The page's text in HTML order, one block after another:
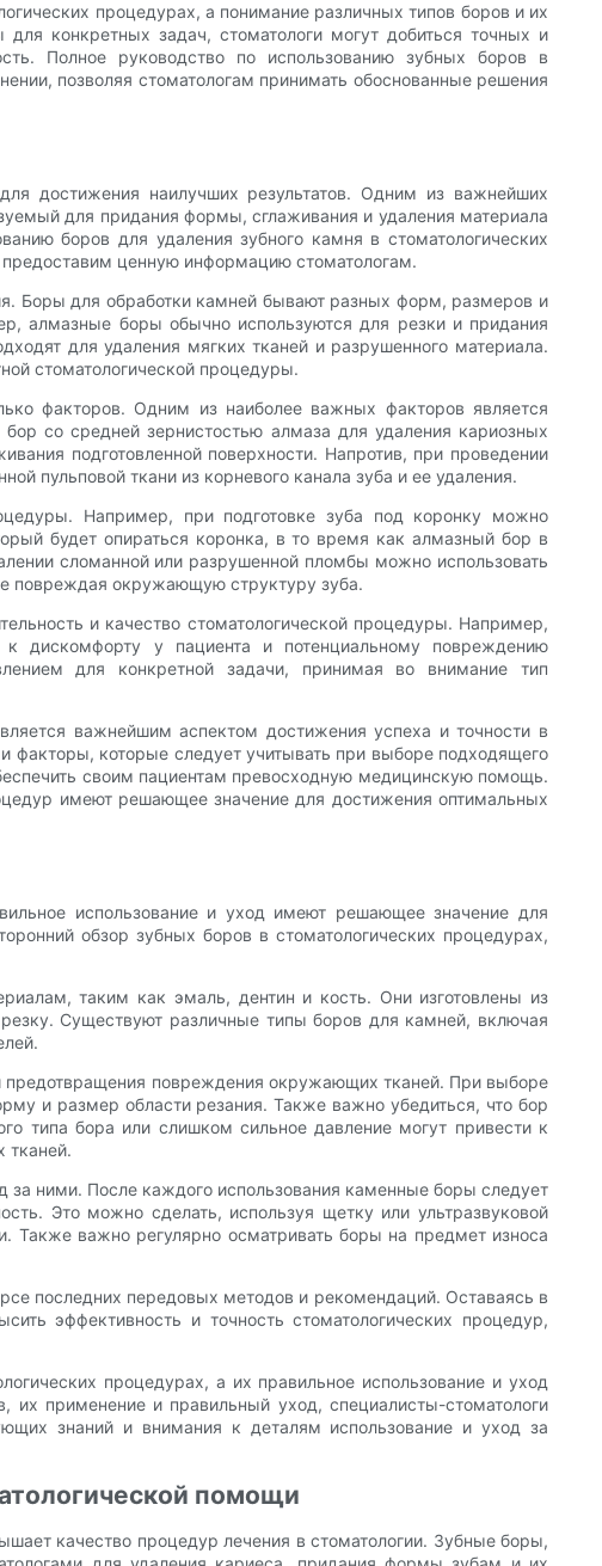
процедурах, а понимание различных типов боров и их
конкретных задач, стоматологи могут добиться точных и
Полное руководство по использованию зубных боров в
позволяя стоматологам принимать обоснованные решения
достижения наилучших результатов. Одним из важнейших
для придания формы, сглаживания и удаления материала
боров для удаления зубного камня в стоматологических
ценную информацию стоматологам.
Боры для обработки камней бывают разных форм, размеров и
алмазные боры обычно используются для резки и придания
для удаления мягких тканей и разрушенного материала.
стоматологической процедуры.
факторов. Одним из наиболее важных факторов является
со средней зернистостью алмаза для удаления кариозных
подготовленной поверхности. Напротив, при проведении
пульповой ткани из корневого канала зуба и ее удаления.
Например, при подготовке зуба под коронку можно
будет опираться коронка, в то время как алмазный бор в
сломанной или разрушенной пломбы можно использовать
повреждая окружающую структуру зуба.
и качество стоматологической процедуры. Например,
дискомфорту у пациента и потенциальному повреждению
для конкретной задачи, принимая во внимание тип
важнейшим аспектом достижения успеха и точности в
факторы, которые следует учитывать при выборе подходящего
своим пациентам превосходную медицинскую помощь.
имеют решающее значение для достижения оптимальных
использование и уход имеют решающее значение для
обзор зубных боров в стоматологических процедурах,
таким как эмаль, дентин и кость. Они изготовлены из
Существуют различные типы боров для камней, включая
повреждения окружающих тканей. При выборе
и размер области резания. Также важно убедиться, что бор
типа бора или слишком сильное давление могут привести к
тканей.
за ними. После каждого использования каменные боры следует
Это можно сделать, используя щетку или ультразвуковой
Также важно регулярно осматривать боры на предмет износа
последних передовых методов и рекомендаций. Оставаясь в
эффективность и точность стоматологических процедур,
процедурах, а их правильное использование и уход
применение и правильный уход, специалисты-стоматологи
знаний и внимания к деталям использование и уход за
помощи
качество процедур лечения в стоматологии. Зубные боры,